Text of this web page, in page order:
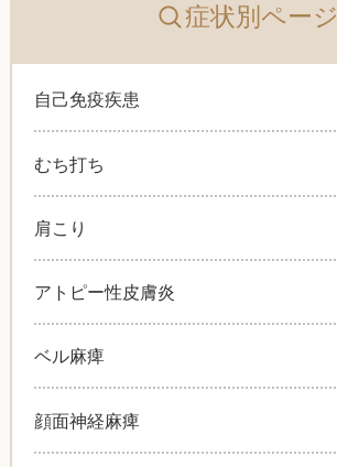
症状別ページ
自己免疫疾患
むち打ち
肩こり
アトピー性皮膚炎
ベル麻痺
顔面神経麻痺